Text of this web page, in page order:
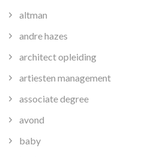
altman
andre hazes
architect opleiding
artiesten management
associate degree
avond
baby